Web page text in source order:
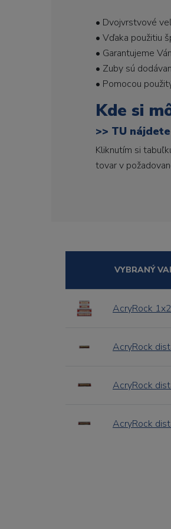
• Dvojvrstvové
• Vďaka použitiu
• Garantujeme
• Zuby sú
• Pomocou
Kde si
>> TU
Kliknutím si
tovar v
VYBRANÝ
AcryRock
AcryRock
AcryRock
AcryRock